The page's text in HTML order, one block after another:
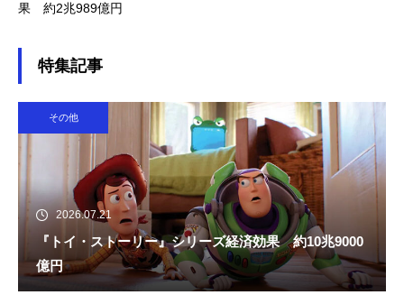
果 約2兆989億円
特集記事
その他
2026.07.21
『トイ・ストーリー』シリーズ経済効果 約10兆9000
億円